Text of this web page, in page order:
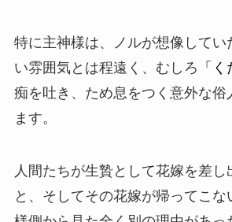
特に主神様は、ノルが想像してい
い雰囲気とは程遠く、むしろ 「
痴を吐き、ため息をつく意外な俗
ます。
人間たちが生贄として花嫁を差し
と、そしてその花嫁が帰ってこな